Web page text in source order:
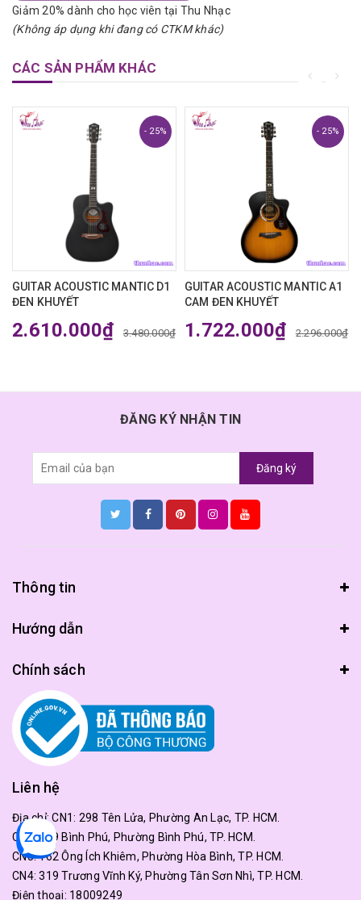
Giảm 20% dành cho học viên tại Thu Nhạc
(Không áp dụng khi đang có CTKM khác)
CÁC SẢN PHẨM KHÁC
- 25%
GUITAR ACOUSTIC MANTIC D1
ĐEN KHUYẾT
2.610.000₫ 3.480.000₫
- 25%
GUITAR ACOUSTIC MANTIC A1
CAM ĐEN KHUYẾT
1.722.000₫ 2.296.000₫
ĐĂNG KÝ NHẬN TIN
Đăng ký
Thông tin
Hướng dẫn
Chính sách
Liên hệ
Địa chỉ:CN1: 298 Tên Lửa, Phường An Lạc, TP. HCM.
CN2: 179 Bình Phú, Phường Bình Phú, TP. HCM.
CN3: 162 Ông Ích Khiêm, Phường Hòa Bình, TP. HCM.
CN4: 319 Trương Vĩnh Ký, Phường Tân Sơn Nhì, TP. HCM.
Điện thoại: 18009249